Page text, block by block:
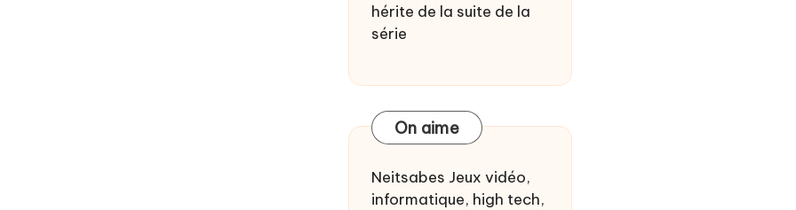
hérite de la suite de la
série
On aime
Neitsabes Jeux vidéo,
informatique, high tech,